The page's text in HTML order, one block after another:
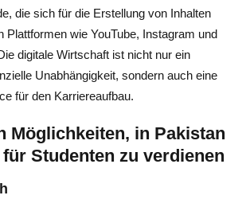
die sich für die Erstellung von Inhalten
Plattformen wie YouTube, Instagram und
digitale Wirtschaft ist nicht nur ein
Unabhängigkeit, sondern auch eine
für den Karriereaufbau.
Möglichkeiten, in Pakistan
Studenten zu verdienen